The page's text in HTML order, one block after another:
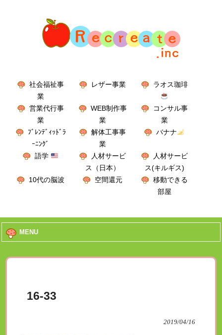
社会福祉事
業
レザー事業 ラオス珈琲
営業代行事
業
WEB制作事
業
コンサル事
業
ﾌﾞﾚﾝﾃﾞｨｯﾄﾞﾗ
ｰﾆﾝｸﾞ
解体工事事
業
バナナ
語学
人材サービ
ス（日本）
人材サービ
ス(キルギス)
10代の脳波
空間還元
移動できる
部屋
MENU
16-33
2019/04/16